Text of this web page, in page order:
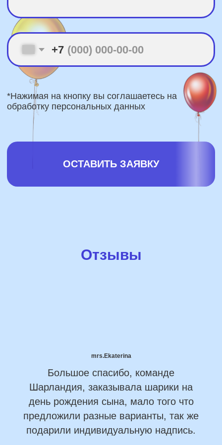
Отзывы
mrs.Ekaterina
Большое спасибо, команде
Шарландия, заказывала шарики на
день рождения сына, мало того что
предложили разные варианты, так же
подарили индивидуальную надпись.